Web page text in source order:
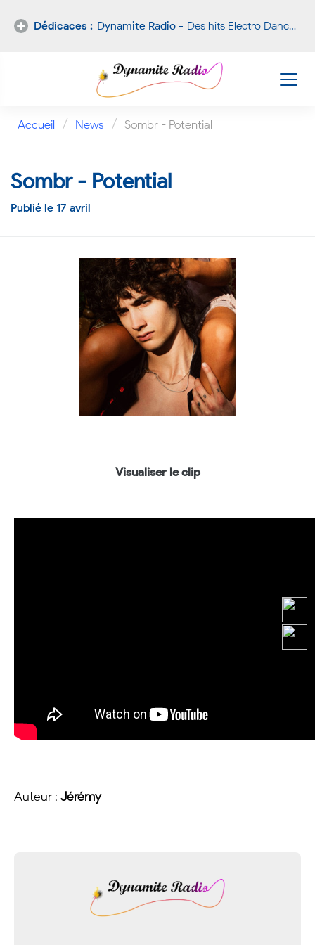
Dédicaces : Dynamite Radio - Des hits Electro Dance Hip-Hop Funk RnB Pop !
Accueil / News / Sombr - Potential
Sombr - Potential
Publié le 17 avril
Visualiser le clip
Auteur : Jérémy